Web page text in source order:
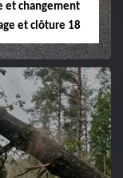
et changement
et clôture 18
Pose et